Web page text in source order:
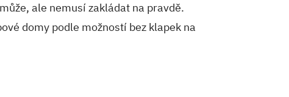
ale nemusí zakládat na pravdě.
domy podle možností bez klapek na